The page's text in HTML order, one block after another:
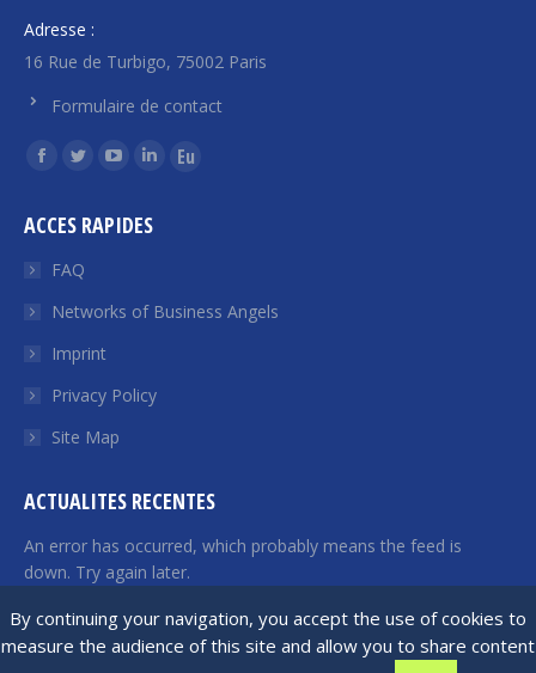
By continuing your navigation, you accept the use of cookies to
measure the audience of this site and allow you to share content
Adresse :
16 Rue de Turbigo, 75002 Paris
Formulaire de contact
Find us on:
Facebook
opens
window
Twitter
opens
in
window
YouTube
opens
window
Linkedin
opens
window
Euroquity
window
ACCES RAPIDES
FAQ
Networks of Business Angels
Imprint
Privacy Policy
Site Map
ACTUALITES RECENTES
An error has occurred, which probably means the feed is
down. Try again later.